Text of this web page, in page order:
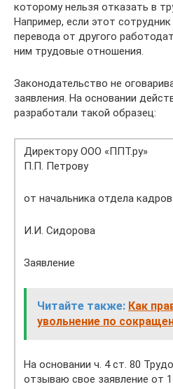
которому нельзя отказать в
Например, если этот
перевода от другого
ним трудовые отношения.
Законодательство не
заявления. На основании
разработали такой образец:
Директору ООО «ППТ.ру»
П.П. Петрову
от начальника отдела кадров
И.И. Сидорова
Заявление
Читайте также: Как
увольнение по
На основании ч. 4 ст. 80
отзываю свое заявление от